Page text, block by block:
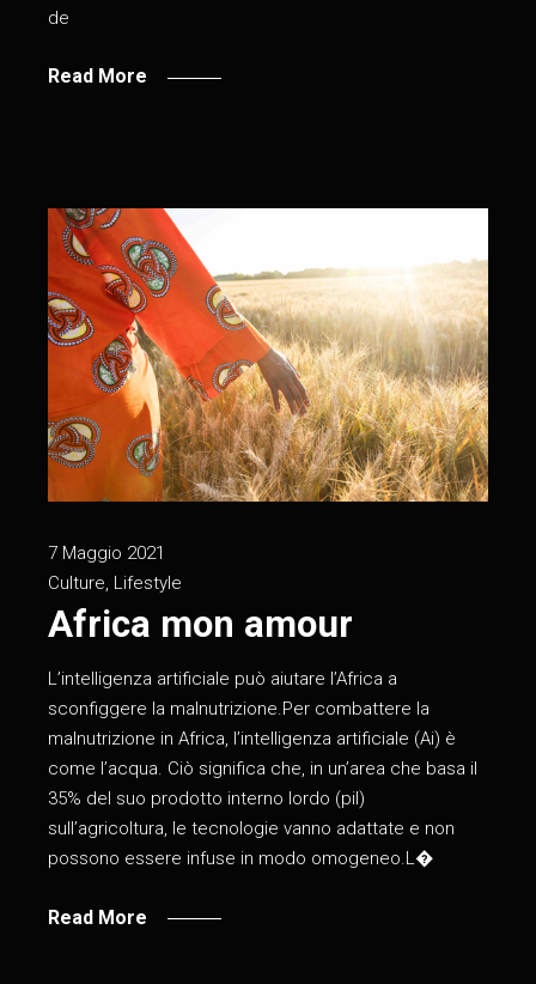
de
Read More
7 Maggio 2021
Culture, Lifestyle
Africa mon amour
L’intelligenza artificiale può aiutare l’Africa a
sconfiggere la malnutrizione.Per combattere la
malnutrizione in Africa, l’intelligenza artificiale (Ai) è
come l’acqua. Ciò significa che, in un’area che basa il
35% del suo prodotto interno lordo (pil)
sull’agricoltura, le tecnologie vanno adattate e non
possono essere infuse in modo omogeneo.L�
Read More